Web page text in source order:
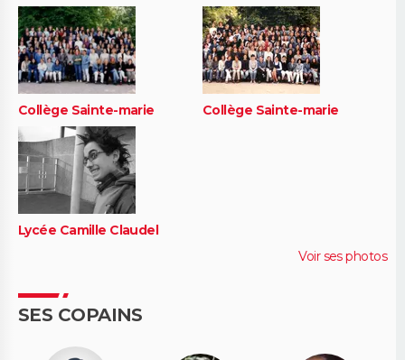
Collège Sainte-marie Collège Sainte-marie
Lycée Camille Claudel
Voir ses photos
SES COPAINS